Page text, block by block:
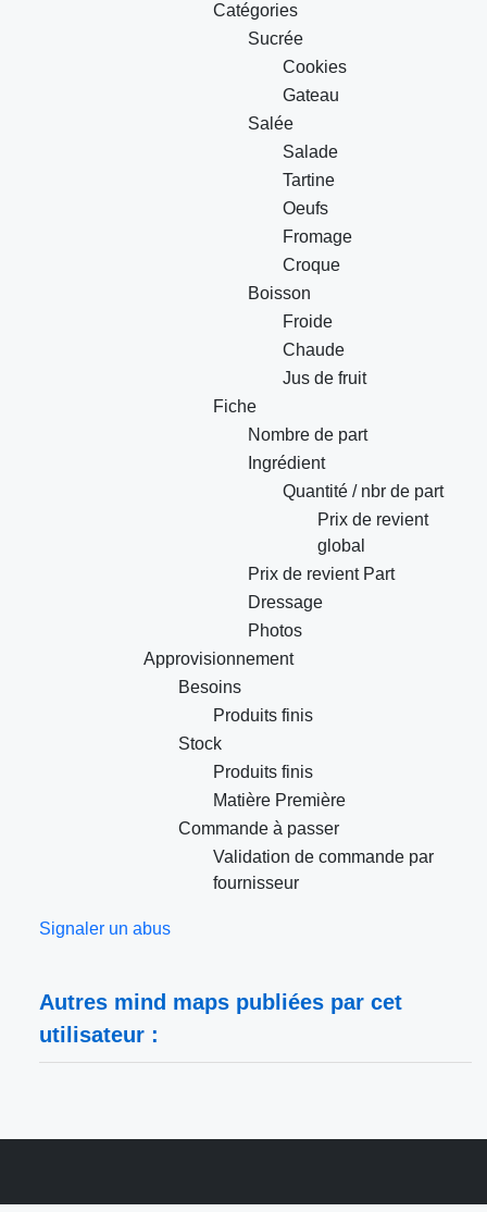
Catégories
Sucrée
Cookies
Gateau
Salée
Salade
Tartine
Oeufs
Fromage
Croque
Boisson
Froide
Chaude
Jus de fruit
Fiche
Nombre de part
Ingrédient
Quantité / nbr de part
Prix de revient
global
Prix de revient Part
Dressage
Photos
Approvisionnement
Besoins
Produits finis
Stock
Produits finis
Matière Première
Commande à passer
Validation de commande par
fournisseur
Signaler un abus
Autres mind maps publiées par cet
utilisateur :